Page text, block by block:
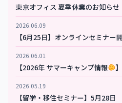
東京オフィス 夏季休業のお知らせ
2026.06.09
【6月25日】オンラインセミナー
2026.06.01
【2026年 サマーキャンプ情報 】
2026.05.19
【留学・移住セミナー】5